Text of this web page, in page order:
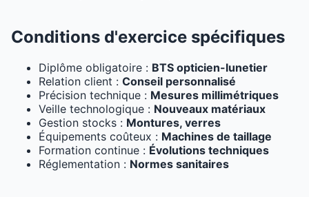
Conditions d'exercice spécifiques
Diplôme obligatoire : BTS opticien-lunetier
Relation client : Conseil personnalisé
Précision technique : Mesures millimétriques
Veille technologique : Nouveaux matériaux
Gestion stocks : Montures, verres
Équipements coûteux : Machines de taillage
Formation continue : Évolutions techniques
Réglementation : Normes sanitaires